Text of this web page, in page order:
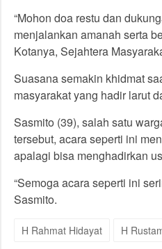
“Mohon doa restu dan
menjalankan amanah serta
Kotanya, Sejahtera
Suasana semakin khidmat
masyarakat yang hadir larut
Sasmito (39), salah satu
tersebut, acara seperti ini
apalagi bisa menghadirkan
“Semoga acara seperti ini
Sasmito.
H Rahmat Hidayat H